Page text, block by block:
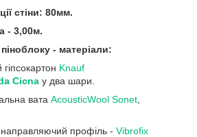
стіни: 80мм.
- 3,00м.
- матеріали:
гіпсокартон Knauf
Cicna у два шари.
вата AcousticWool Sonet
профіль - Vibrofix